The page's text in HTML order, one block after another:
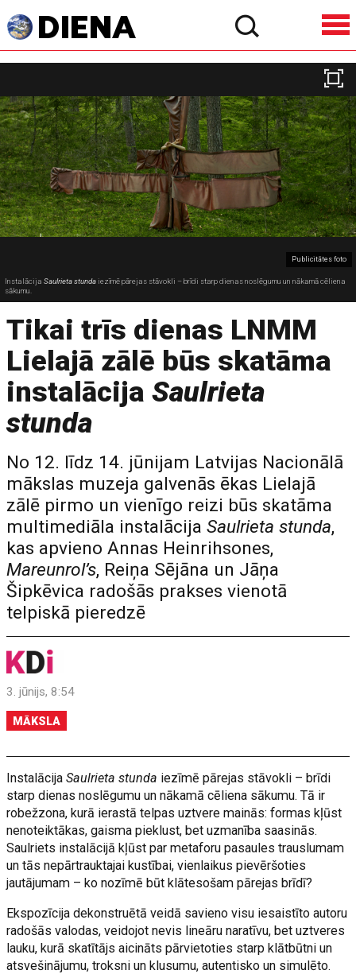
Publicitātes foto
Instalācija Saulrieta stundaiezīmē pārejas stāvokli – brīdi starp dienas noslēgumu un nākamā cēliena
sākumu.
Tikai trīs dienas LNMM
Lielajā zālē būs skatāma
instalācijaSaulrieta
stunda
No 12. līdz 14. jūnijam Latvijas Nacionālā
mākslas muzeja galvenās ēkas Lielajā
zālē pirmo un vienīgo reizi būs skatāma
multimediāla instalācijaSaulrieta stunda,
kas apvieno Annas Heinrihsones,
Mareunrol’s, Reiņa Sējāna un Jāņa
Šipkēvica radošās prakses vienotā
telpiskā pieredzē
3. jūnijs, 8:54
MĀKSLA
InstalācijaSaulrieta stunda iezīmē pārejas stāvokli – brīdi
starp dienas noslēgumu un nākamā cēliena sākumu. Tā ir
robežzona, kurā ierastā telpas uztvere mainās: formas kļūst
nenoteiktākas, gaisma pieklust, bet uzmanība saasinās.
Saulriets instalācijā kļūst par metaforu pasaules trauslumam
un tās nepārtrauktajai kustībai, vienlaikus pievēršoties
jautājumam – ko nozīmē būt klātesošam pārejas brīdī?
Ekspozīcija dekonstruētā veidā savieno visu iesaistīto autoru
radošās valodas, veidojot nevis lineāru naratīvu, bet uztveres
lauku, kurā skatītājs aicināts pārvietoties starp klātbūtni un
atsvešinājumu, troksni un klusumu, autentisko un simulēto.